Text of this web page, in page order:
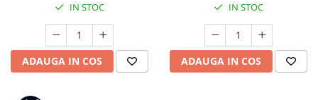
IN STOC
ADAUGA IN COS
IN STOC
ADAUGA IN COS